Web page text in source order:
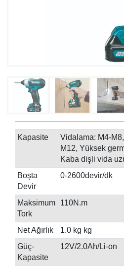
Kapasite
Vidalama: M4-
M12, Yüksek
Kaba dişli vida
Boşta
Devir
0-2600devir/dk
Maksimum
Tork
110N.m
Net Ağırlık
1.0 kg kg
Güç-
Kapasite
12V/2.0Ah/Li-on